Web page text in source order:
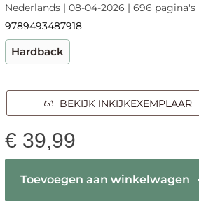
Nederlands | 08-04-2026 | 696 pagina's
9789493487918
Hardback
BEKIJK INKIJKEXEMPLAAR
€ 39,99
Toevoegen aan winkelwagen